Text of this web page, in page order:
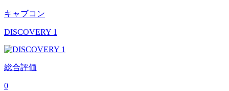
キャブコン
DISCOVERY 1
総合評価
0